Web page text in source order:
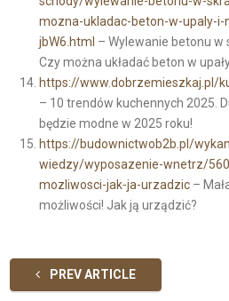
mozna-ukladac-beton-w-upaly-i-
jbW6.html – Wylewanie betonu w
Czy można układać beton w
https://www.dobrzemieszkaj.pl/
– 10 trendów kuchennych 2025.
będzie modne w 2025 roku!
https://budownictwob2b.pl/
wiedzy/wyposazenie-wnetrz/
mozliwosci-jak-ja-urzadzic–
możliwości! Jak ją urządzić?
PREV ARTICLE